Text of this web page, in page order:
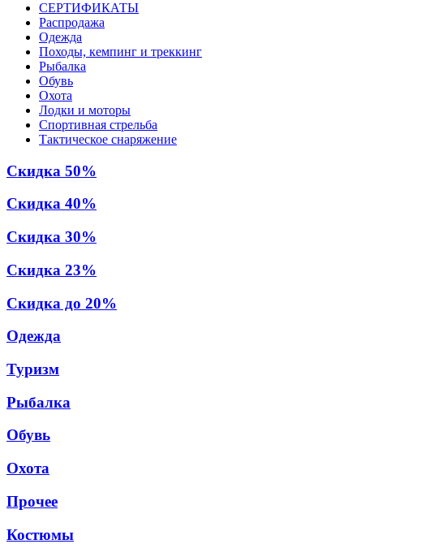
СЕРТИФИКАТЫ
Распродажа
Одежда
Походы, кемпинг и треккинг
Рыбалка
Обувь
Охота
Лодки и моторы
Спортивная стрельба
Тактическое снаряжение
Скидка 50%
Скидка 40%
Скидка 30%
Скидка 23%
Скидка до 20%
Одежда
Туризм
Рыбалка
Обувь
Охота
Прочее
Костюмы